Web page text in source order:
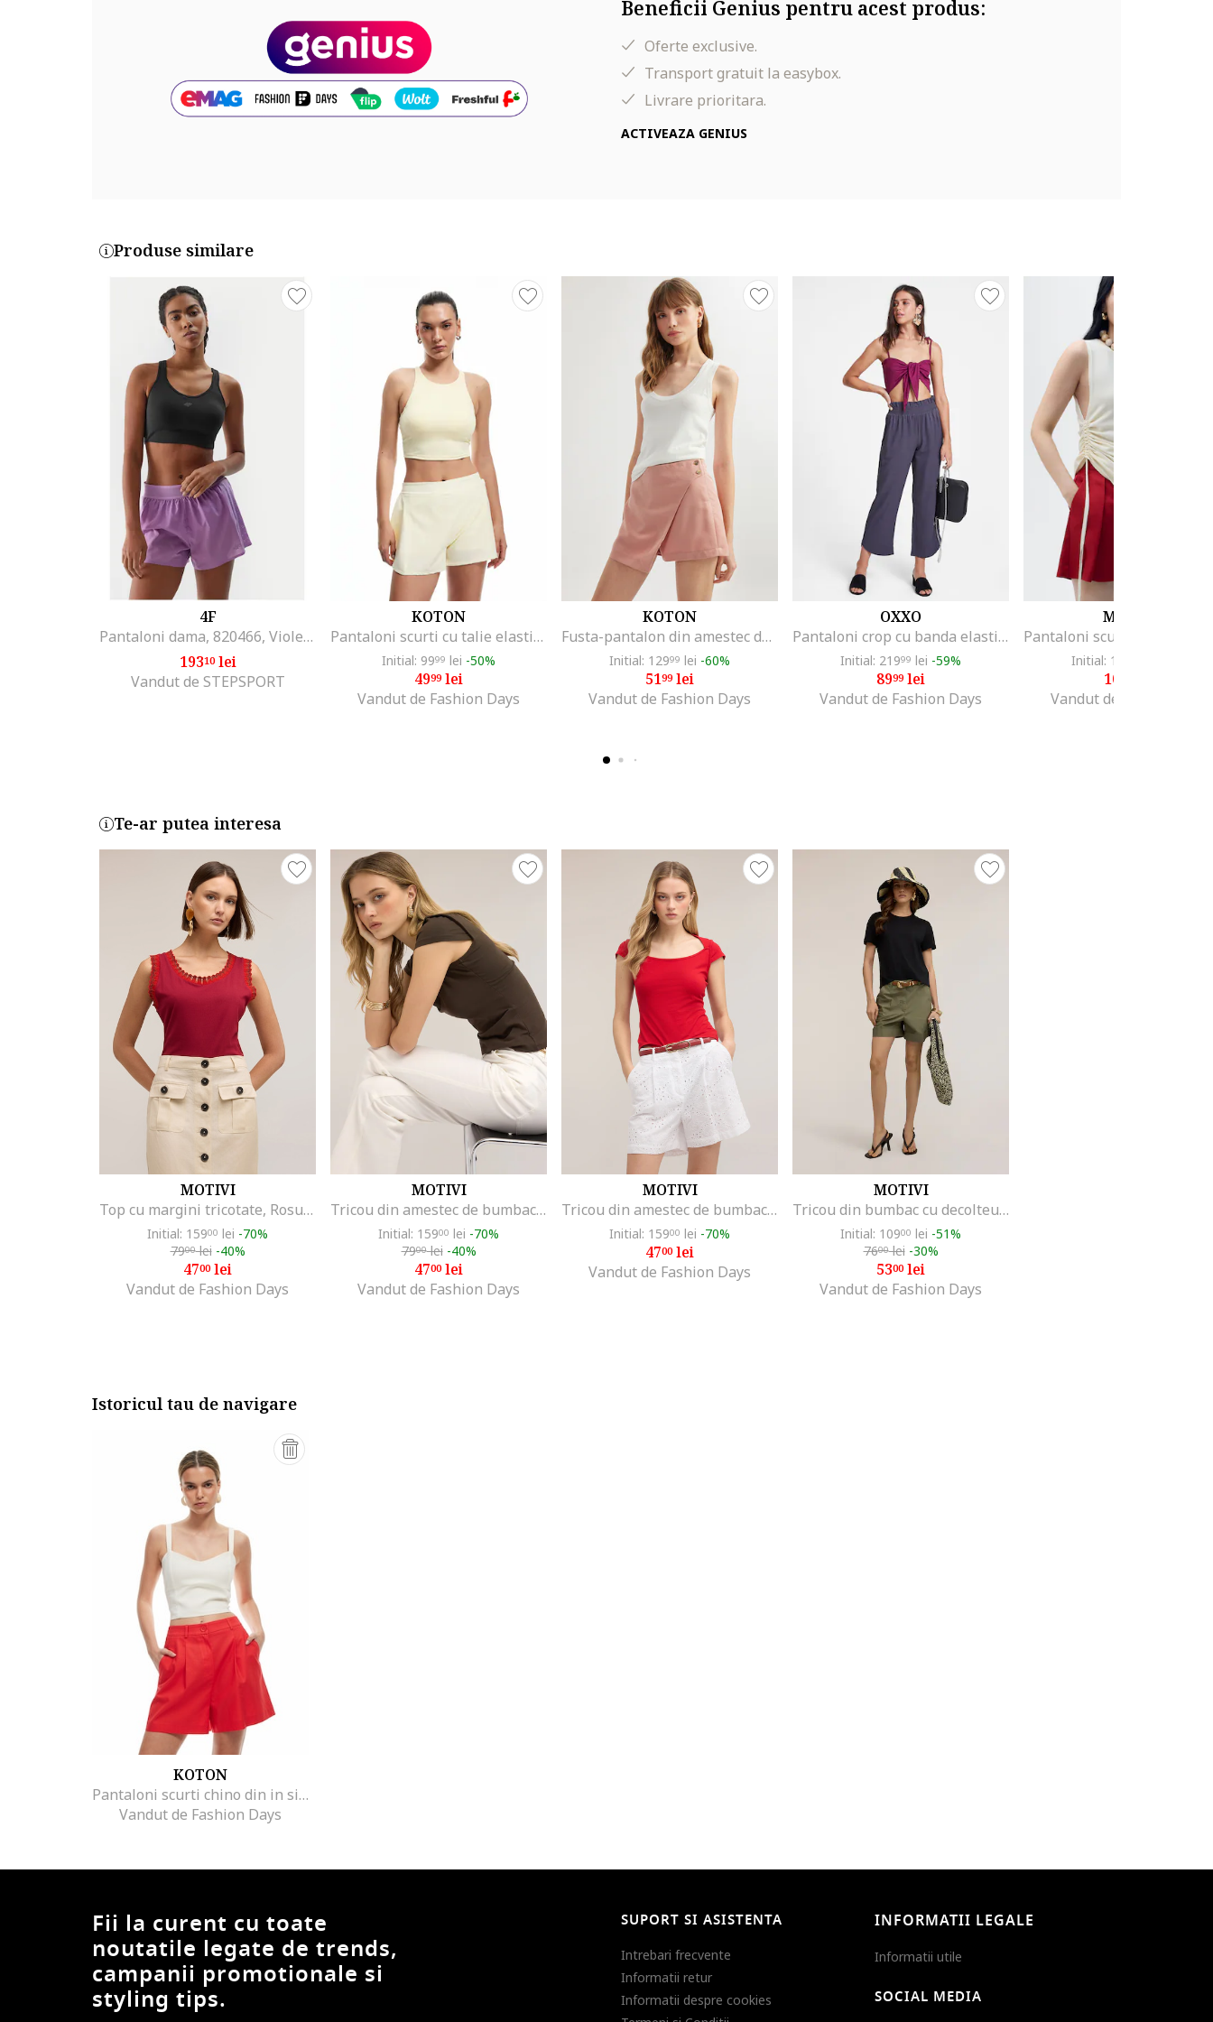
Beneficii Genius pentru acest produs:
Oferte exclusive.
Transport gratuit la easybox.
Livrare prioritara.
ACTIVEAZA GENIUS
Produse similare
4F
Pantaloni dama, 820466, Violet, Poliester
19310lei
Vandut de STEPSPORT
KOTON
Pantaloni scurti cu talie elastica, Crem
Initial: 9999 lei -50%
4999lei
Vandut de Fashion Days
KOTON
Fusta-pantalon din amestec de modal cu talie inalta, Roz
Initial: 12999 lei -60%
5199lei
Vandut de Fashion Days
OXXO
Pantaloni crop cu banda elastica in talie, Albastru ultramarin
Initial: 21999 lei -59%
8999lei
Vandut de Fashion Days
MANGO
Initial: 189
109
Vandut de Fashion Days
Te-ar putea interesa
MOTIVI
Top cu margini tricotate, Rosu inchis
Initial: 15900 lei -70%
7900lei -40%
4700lei
Vandut de Fashion Days
MOTIVI
Tricou din amestec de bumbac cu decolteu rotund, Verde masliniu
Initial: 15900 lei -70%
7900lei -40%
4700lei
Vandut de Fashion Days
MOTIVI
Tricou din amestec de bumbac cu decolteu rotund, Rosu vermillion
Initial: 15900 lei -70%
4700lei
Vandut de Fashion Days
MOTIVI
Tricou din bumbac cu decolteu la baza gatului, Negru
Initial: 10900 lei -51%
7600lei -30%
5300lei
Vandut de Fashion Days
Istoricul tau de navigare
KOTON
Pantaloni scurti chino din in si bumbac, Rosu
Vandut de Fashion Days
Fii la curent cu toate
noutatile legate de trends,
campanii promotionale si
styling tips.
SUPORT SI ASISTENTA
Intrebari frecvente
Informatii retur
Informatii despre cookies
INFORMATII LEGALE
Informatii utile
SOCIAL MEDIA